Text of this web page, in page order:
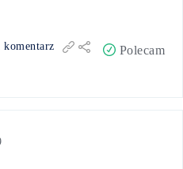
komentarz Polecam